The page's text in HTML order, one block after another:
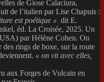
de Giose Calaciura,
de l’italien par Lise Chapuis :
est poétique » dit E.
éd. La Croisée, 2025. Un
par Hélène Cohen. On
des rings de boxe, sur la route
« on vit avec elles,
aux Forges de Vulcain en